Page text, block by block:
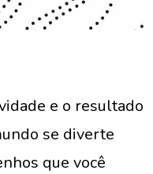
e o resultado
se diverte
que você